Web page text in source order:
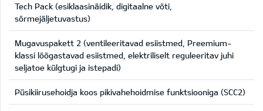
Tech Pack (esiklaasinäidik, digitaalne võti,
sõrmejäljetuvastus)
Mugavuspakett 2 (ventileeritavad esiistmed, Preemium-
klassi lõõgastavad esiistmed, elektriliselt reguleeritav juhi
seljatoe külgtugi ja istepadi)
Püsikiirusehoidja koos pikivahehoidmise funktsiooniga (SCC2)